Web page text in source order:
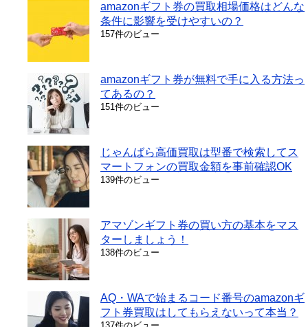
amazonギフト券の買取相場価格はどんな
条件に影響を受けやすいの？
157件のビュー
amazonギフト券が無料で手に入る方法っ
てあるの？
151件のビュー
じゃんばら高価買取は型番で検索してス
マートフォンの買取金額を事前確認OK
139件のビュー
アマゾンギフト券の買い方の基本をマス
ターしましょう！
138件のビュー
AQ・WAで始まるコード番号のamazonギ
フト券買取はしてもらえないって本当？